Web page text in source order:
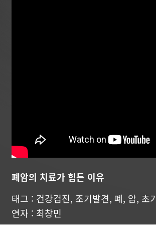
폐암의 치료가 힘든 이유
태그 : 건강검진, 조기발견, 폐, 암, 초
연자 : 최창민